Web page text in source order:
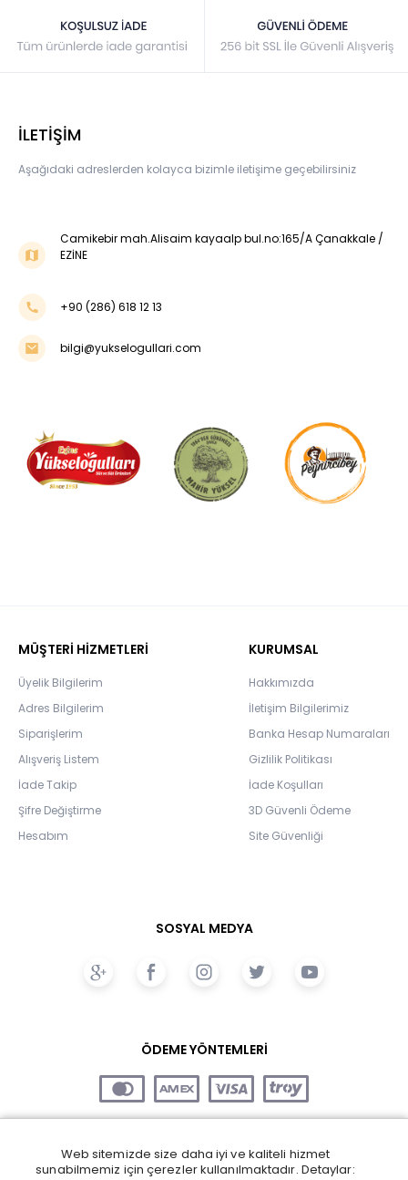
İLETİŞİM
Aşağıdaki adreslerden kolayca bizimle iletişime geçebilirsiniz
Camikebir mah.Alisaim kayaalp bul.no:165/A Çanakkale /
EZİNE
+90 (286) 618 12 13
bilgi@yukselogullari.com
MÜŞTERİ HİZMETLERİ
Üyelik Bilgilerim
Adres Bilgilerim
Siparişlerim
Alışveriş Listem
İade Takip
Şifre Değiştirme
Hesabım
KURUMSAL
Hakkımızda
İletişim Bilgilerimiz
Banka Hesap Numaraları
Gizlilik Politikası
İade Koşulları
3D Güvenli Ödeme
Site Güvenliği
SOSYAL MEDYA
ÖDEME YÖNTEMLERİ
Web sitemizde size daha iyi ve kaliteli hizmet
sunabilmemiz için çerezler kullanılmaktadır. Detaylar: